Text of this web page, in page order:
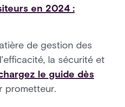
en 2024 :
de gestion des
la sécurité et
le guide dès
prometteur.